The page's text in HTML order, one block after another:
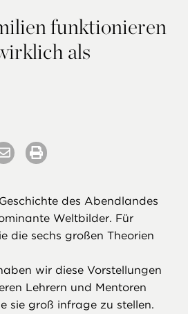
funktionieren
als
des Abendlandes
Weltbilder. Für
die sechs großen Theorien
wir diese Vorstellungen
Lehrern und Mentoren
sie groß infrage zu stellen.